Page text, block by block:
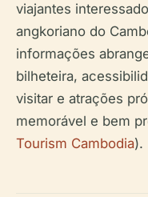
viajantes
angkoriano do
informações
bilheteira,
visitar e atrações
memorável e bem
Tourism Cambodia).